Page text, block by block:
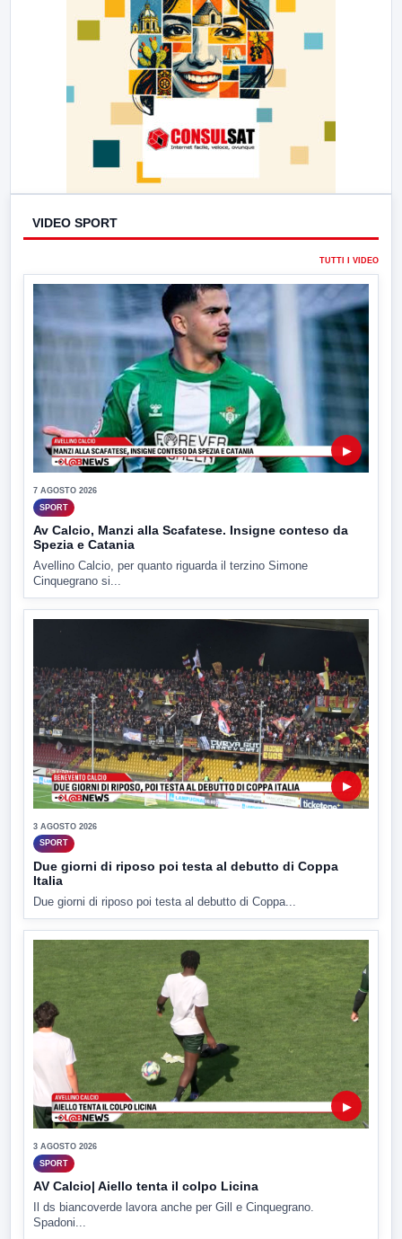
VIDEO SPORT
TUTTI I VIDEO
▶
7 AGOSTO 2026
SPORT
Av Calcio, Manzi alla Scafatese. Insigne conteso da
Spezia e Catania
Avellino Calcio, per quanto riguarda il terzino Simone
Cinquegrano si...
▶
3 AGOSTO 2026
SPORT
Due giorni di riposo poi testa al debutto di Coppa
Italia
Due giorni di riposo poi testa al debutto di Coppa...
▶
3 AGOSTO 2026
SPORT
AV Calcio| Aiello tenta il colpo Licina
Il ds biancoverde lavora anche per Gill e Cinquegrano.
Spadoni...